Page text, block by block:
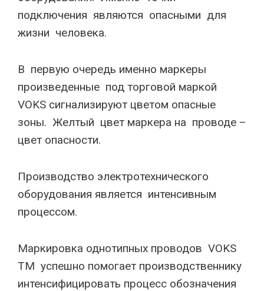
подключения являются опасными для
жизни человека.
В первую очередь именно маркеры
произведенные под торговой маркой
VOKS сигнализируют цветом опасные
зоны. Желтый цвет маркера на проводе –
цвет опасности.
Производство электротехнического
оборудования является интенсивным
процессом.
Маркировка однотипных проводов VOKS
TM успешно помогает производственнику
интенсифицировать процесс обозначения